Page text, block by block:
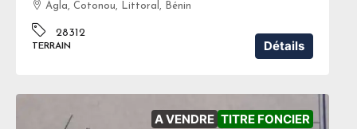
Agla, Cotonou, Littoral, Bénin
28312
TERRAIN Détails
A VENDRE TITRE FONCIER